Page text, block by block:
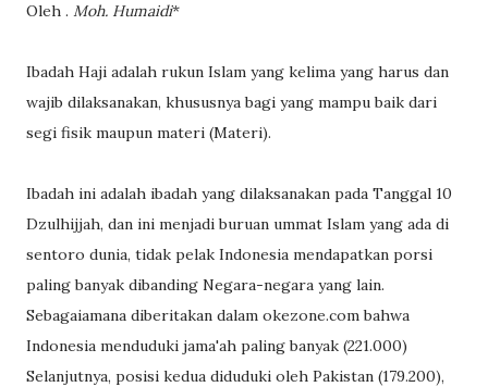
Oleh . Moh. Humaidi*
Ibadah Haji adalah rukun Islam yang kelima yang harus dan
wajib dilaksanakan, khususnya bagi yang mampu baik dari
segi fisik maupun materi (Materi).
Ibadah ini adalah ibadah yang dilaksanakan pada Tanggal 10
Dzulhijjah, dan ini menjadi buruan ummat Islam yang ada di
sentoro dunia, tidak pelak Indonesia mendapatkan porsi
paling banyak dibanding Negara-negara yang lain.
Sebagaiamana diberitakan dalam okezone.com bahwa
Indonesia menduduki jama'ah paling banyak (221.000)
Selanjutnya, posisi kedua diduduki oleh Pakistan (179.200),